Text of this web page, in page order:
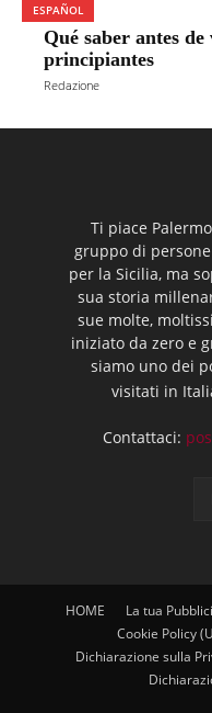
ESPAÑOL
Qué saber antes
principiantes
Redazione
Ti piace
gruppo di
per la Sicilia, ma
sua storia
sue molte,
iniziato da zero e
siamo uno dei
visitati in
Contattaci:
HOME La tua
Cookie Policy
Dichiarazione sulla